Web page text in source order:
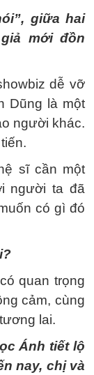
giữa hai
mới đồn
dễ vỡ
Dũng là một
người khác.
sĩ cần một
người ta đã
có gì đó
quan trọng
cảm, cùng
lai.
Ánh tiết lộ
nay, chị và